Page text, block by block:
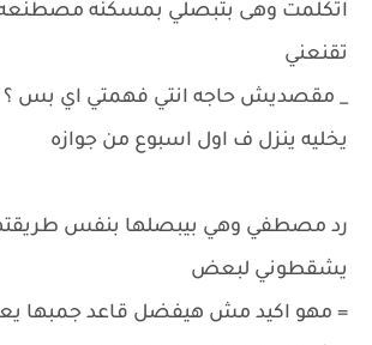
اتكلمت وهى بتبصلي بمسكنه مصطنعه
تقنعني
_ مقصديش حاجه انتي فهمتي اي بس
يخليه ينزل ف اول اسبوع من جوازه
رد مصطفي وهي بيبصلها بنفس
يشقطوني لبعض
= مهو اكيد مش هيفضل قاعد جمبها